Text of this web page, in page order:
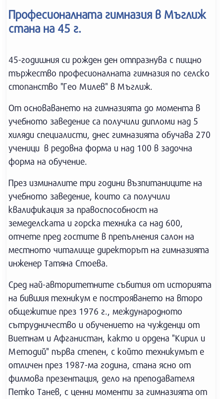
Професионалната гимназия в Мъглиж
стана на 45 г.
45-годишния си рожден ден отпразнува с пищно
тържество професионалната гимназия по селско
стопанство "Гео Милев" в Мъглиж.
От основаването на гимназията до момента в
учебното заведение са получили дипломи над 5
хиляди специалисти, днес гимназията обучава 270
ученици в редовна форма и над 100 в задочна
форма на обучение.
През изминалите три години възпитаниците на
учебното заведение, които са получили
квалификация за правоспособност на
земеделската и горска техника са над 600,
отчете пред гостите в препълнения салон на
местното читалище директорът на гимназията
инженер Татяна Стоева.
Сред най-авторитетните събития от историята
на бившия техникум е построяването на второ
общежитие през 1976 г., международното
сътрудничество и обучението на чужденци от
Виетнам и Афганистан, както и ордена "Кирил и
Методий" първа степен, с който техникумът е
отличен през 1987-ма година, стана ясно от
филмова презентация, дело на преподавателя
Петко Танев, с ценни моменти за гимназията от